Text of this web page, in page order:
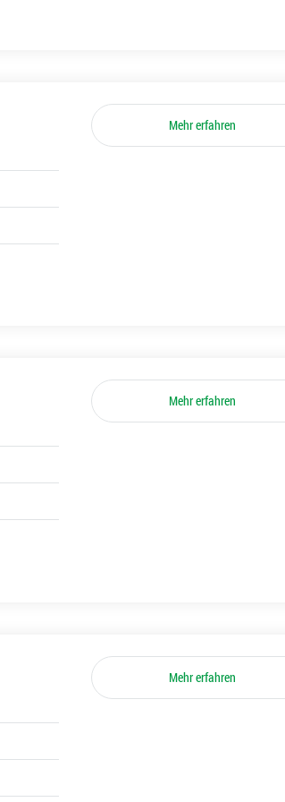
Mehr erfahren
Mehr erfahren
Mehr erfahren